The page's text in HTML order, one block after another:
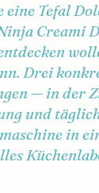
eine Tefal
Creami
Drei
— in der
und
in